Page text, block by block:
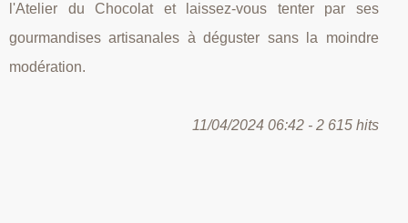
l'Atelier du Chocolat et laissez-vous tenter par ses
gourmandises artisanales à déguster sans la moindre
modération.
11/04/2024 06:42 - 2 615 hits